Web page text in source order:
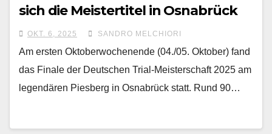
sich die Meistertitel in Osnabrück
OKT. 6, 2025 SANDRO MELCHIORI
Am ersten Oktoberwochenende (04./05. Oktober) fand
das Finale der Deutschen Trial-Meisterschaft 2025 am
legendären Piesberg in Osnabrück statt. Rund 90…